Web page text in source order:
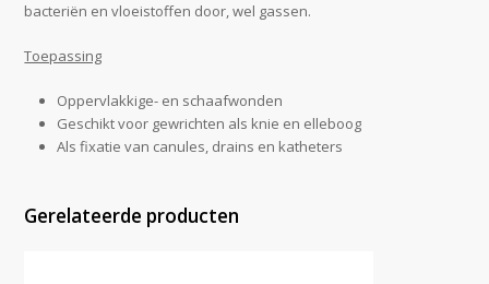
bacteriën en vloeistoffen door, wel gassen.
Toepassing
Oppervlakkige- en schaafwonden
Geschikt voor gewrichten als knie en elleboog
Als fixatie van canules, drains en katheters
Gerelateerde producten